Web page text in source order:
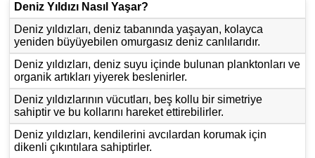
Deniz Yıldızı Nasıl Yaşar?
Deniz yıldızları, deniz tabanında yaşayan, kolayca
yeniden büyüyebilen omurgasız deniz canlılarıdır.
Deniz yıldızları, deniz suyu içinde bulunan planktonları ve
organik artıkları yiyerek beslenirler.
Deniz yıldızlarının vücutları, beş kollu bir simetriye
sahiptir ve bu kollarını hareket ettirebilirler.
Deniz yıldızları, kendilerini avcılardan korumak için
dikenli çıkıntılara sahiptirler.